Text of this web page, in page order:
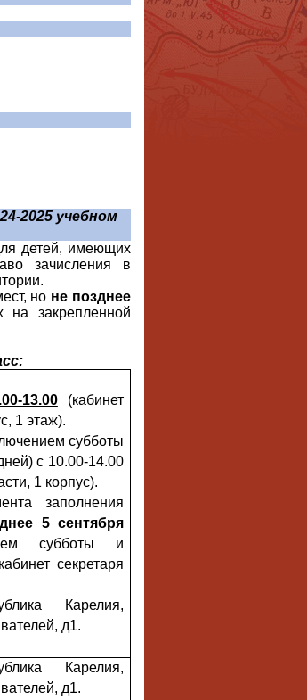
2025 учебном
детей, имеющих
зачисления в
но не позднее
закрепленной
13.00(кабинет
1 этаж).
субботы
с 10.00-14.00
1 корпус).
заполнения
5 сентября
субботы и
секретаря
Карелия,
д1.
Карелия,
д1.